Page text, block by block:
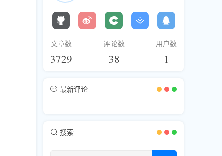
文章数
3729
评论数
38
用户数
1
最新评论
搜索